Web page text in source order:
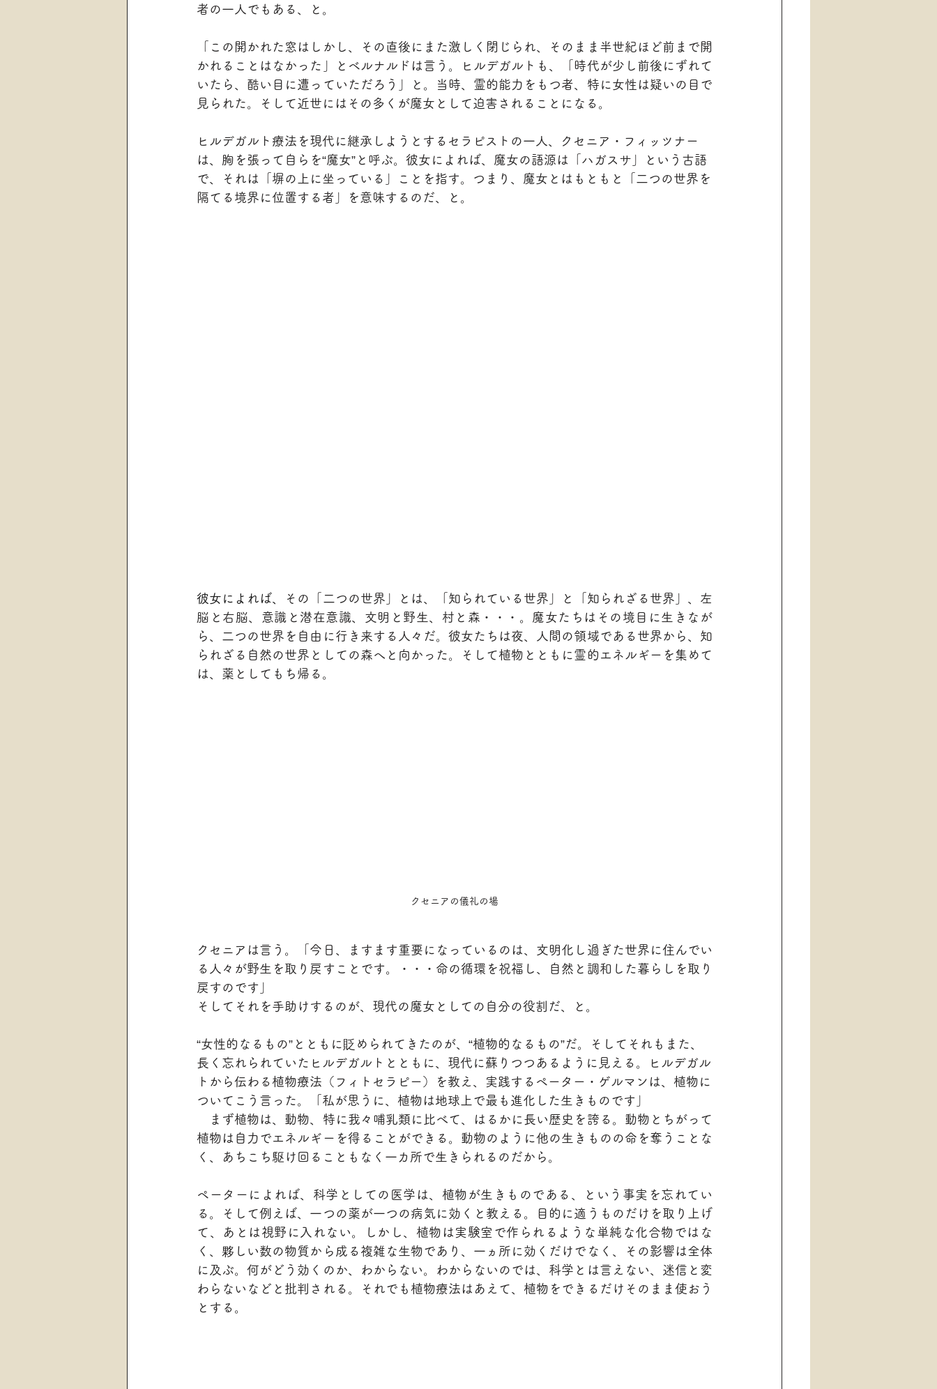
者の一人でもある、と。
「この開かれた窓はしかし、その直後にまた激しく閉じられ、そのまま半世紀ほど前まで開
かれることはなかった」とベルナルドは言う。ヒルデガルトも、「時代が少し前後にずれて
いたら、酷い目に遭っていただろう」と。当時、霊的能力をもつ者、特に女性は疑いの目で
見られた。そして近世にはその多くが魔女として迫害されることになる。
ヒルデガルト療法を現代に継承しようとするセラピストの一人、クセニア・フィッツナー
は、胸を張って自らを“魔女”と呼ぶ。彼女によれば、魔女の語源は「ハガスサ」という古語
で、それは「塀の上に坐っている」ことを指す。つまり、魔女とはもともと「二つの世界を
隔てる境界に位置する者」を意味するのだ、と。
彼女によれば、
その「二つの世界」とは、「知られている世界」と「知られざる世界」、左
脳と右脳、意識と潜在意識、文明と野生、村と森・・・。魔女たちはその境目に生きなが
ら、二つの世界を自由に行き来する人々だ。彼女たちは夜、人間の領域である世界から、知
られざる自然の世界としての森へと向かった。そして植物とともに霊的エネルギーを集めて
は、薬としてもち帰る。
クセニアの儀礼の場
クセニアは言う。「今日、ますます重要になっているのは、文明化し過ぎた世界に住んでい
る人々が野生を取り戻すことです。・・・命の循環を祝福し、自然と調和した暮らしを取り
戻すのです」
そしてそれを手助けするのが、現代の魔女としての自分の役割だ、と。
“女性的なるもの”とともに貶められてきたのが、“植物的なるもの”だ。そしてそれもまた、
長く忘れられていたヒルデガルトとともに、現代に蘇りつつあるように見える。ヒルデガル
トから伝わる植物療法（フィトセラピー）を教え、実践するペーター・ゲルマンは、植物に
ついてこう言った。「私が思うに、植物は地球上で最も進化した生きものです」
まず植物は、動物、特に我々哺乳類に比べて、はるかに長い歴史を誇る。動物とちがって
植物は自力でエネルギーを得ることができる。動物のように他の生きものの命を奪うことな
く、あちこち駆け回ることもなく一カ所で生きられるのだから。
ペーターによれば、科学としての医学は、植物が生きものである、という事実を忘れてい
る。そして例えば、一つの薬が一つの病気に効くと教える。目的に適うものだけを取り上げ
て、あとは視野に入れない。しかし、植物は実験室で作られるような単純な化合物ではな
く、夥しい数の物質から成る複雑な生物であり、一ヵ所に効くだけでなく、その影響は全体
に及ぶ。何がどう効くのか、わからない。わからないのでは、科学とは言えない、迷信と変
わらないなどと批判される。それでも植物療法はあえて、植物をできるだけそのまま使おう
とする。